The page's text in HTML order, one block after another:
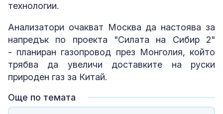
технологии.
Анализатори очакват Москва да настоява за
напредък по проекта "Силата на Сибир 2"
- планиран газопровод през Монголия, който
трябва да увеличи доставките на руски
природен газ за Китай.
Още по темата